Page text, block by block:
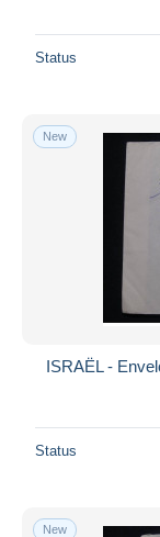
Status
New
ISRAËL -
Status
New